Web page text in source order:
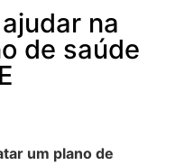
na
de saúde
um plano de